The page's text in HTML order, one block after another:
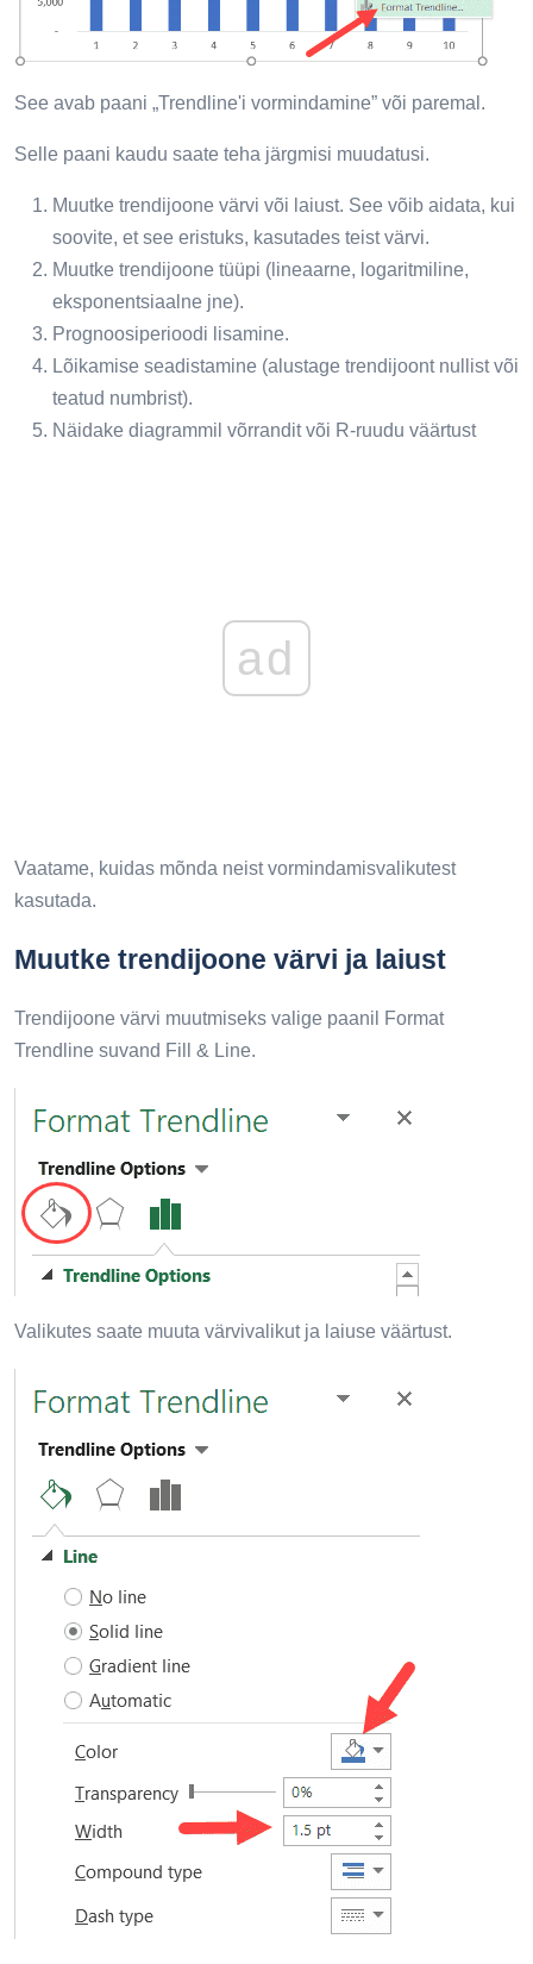
See avab paani „Trendline'i vormindamine” või paremal.
Selle paani kaudu saate teha järgmisi muudatusi.
Muutke trendijoone värvi või laiust. See võib aidata, kui
soovite, et see eristuks, kasutades teist värvi.
Muutke trendijoone tüüpi (lineaarne, logaritmiline,
eksponentsiaalne jne).
Prognoosiperioodi lisamine.
Lõikamise seadistamine (alustage trendijoont nullist või
teatud numbrist).
Näidake diagrammil võrrandit või R-ruudu väärtust
ad
Vaatame, kuidas mõnda neist vormindamisvalikutest
kasutada.
Muutke trendijoone värvi ja laiust
Trendijoone värvi muutmiseks valige paanil Format
Trendline suvand Fill & Line.
Valikutes saate muuta värvivalikut ja laiuse väärtust.